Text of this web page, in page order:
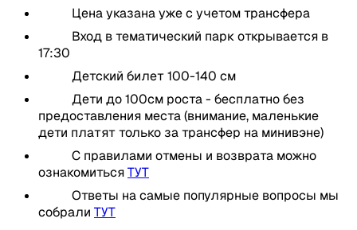
Цена указана уже с учетом трансфера
Вход в тематический парк открывается в
17:30
Детский билет 100-140 см
Дети до 100см роста - бесплатно без
предоставления места (внимание, маленькие
дети платят только за трансфер на минивэне)
С правилами отмены и возврата можно
ознакомитьсяТУТ
Ответы на самые популярные вопросы мы
собрали ТУТ